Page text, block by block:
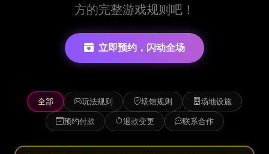
方的完整游戏规则吧！
立即预约，闪动全场
全部 玩法规则 场馆规则 场地设施
预约付款 退款变更 联系合作